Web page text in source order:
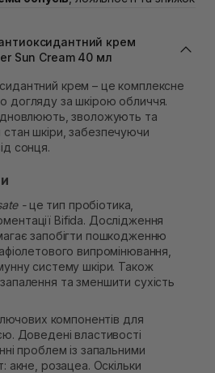
вул. Степана Бандери 45
вул. 16-го Липня, 15
вул. Кулика і Гудачека 23 (ТЦ
крем
Sun Cream 40 мл
крем – це комплексне
догляду за шкірою обличчя.
зволожують та
шкіри, забезпечуючи
сонця.
- це тип пробіотика,
Bifida. Дослідження
запобігти пошкодженню
випромінювання,
систему шкіри. Також
та зменшити сухість
компонентів для
Доведені властивості
проблем із запальними
акне, розацеа. Оскільки